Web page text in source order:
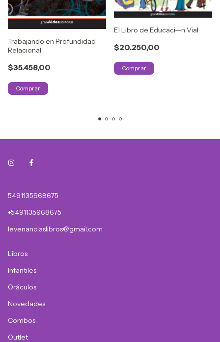
Trabajando en Profundidad
Relacional
$35.458,00
El Libro de Educaci--n Vial
$20.250,00
5491135968675
+5491135968675
levenanclaslibros@gmail.com
Libros
Infantiles
Oráculos
Novedades
Combos
Outlet